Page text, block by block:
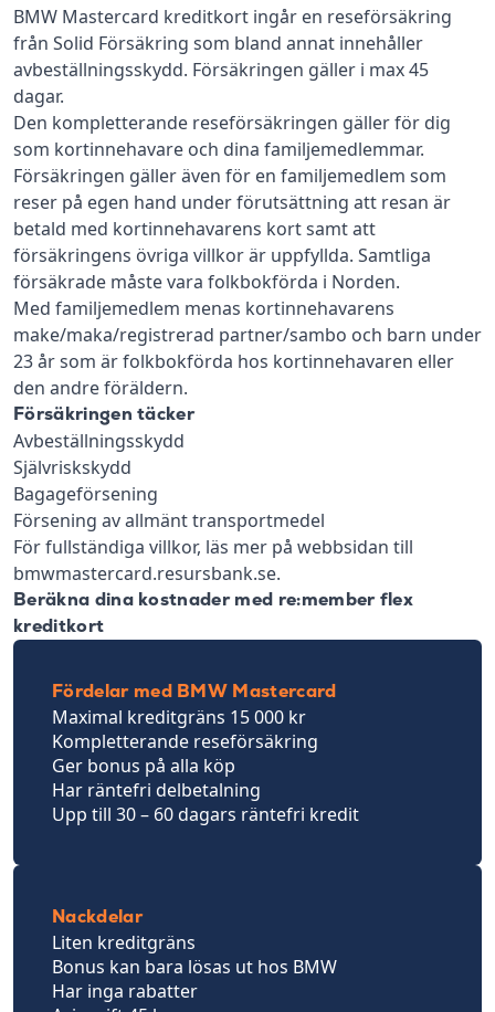
BMW Mastercard kreditkort ingår en reseförsäkring
från Solid Försäkring som bland annat innehåller
avbeställningsskydd. Försäkringen gäller i max 45
dagar.
Den kompletterande reseförsäkringen gäller för dig
som kortinnehavare och dina familjemedlemmar.
Försäkringen gäller även för en familjemedlem som
reser på egen hand under förutsättning att resan är
betald med kortinnehavarens kort samt att
försäkringens övriga villkor är uppfyllda. Samtliga
försäkrade måste vara folkbokförda i Norden.
Med familjemedlem menas kortinnehavarens
make/maka/registrerad partner/sambo och barn under
23 år som är folkbokförda hos kortinnehavaren eller
den andre föräldern.
Försäkringen täcker
Avbeställningsskydd
Självriskskydd
Bagageförsening
Försening av allmänt transportmedel
För fullständiga villkor, läs mer på webbsidan till
bmwmastercard.resursbank.se.
Beräkna dina kostnader med re:member flex
kreditkort
Fördelar med BMW Mastercard
Maximal kreditgräns 15 000 kr
Kompletterande reseförsäkring
Ger bonus på alla köp
Har räntefri delbetalning
Upp till 30 – 60 dagars räntefri kredit
Nackdelar
Liten kreditgräns
Bonus kan bara lösas ut hos BMW
Har inga rabatter